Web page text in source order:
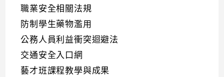
職業安全相關法規
防制學生藥物濫用
公務人員利益衝突迴避法
交通安全入口網
藝才班課程教學與成果